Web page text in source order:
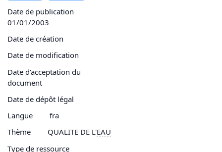
Date de publication
01/01/2003
Date de création
Date de modification
Date d'acceptation du
document
Date de dépôt légal
Langue
fra
Thème
QUALITE DE L'EAU
Type de ressource